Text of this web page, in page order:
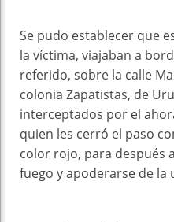
Se pudo establecer que
la víctima, viajaban a
referido, sobre la calle
colonia Zapatistas, de
interceptados por el
quien les cerró el paso
color rojo, para después
fuego y apoderarse de la